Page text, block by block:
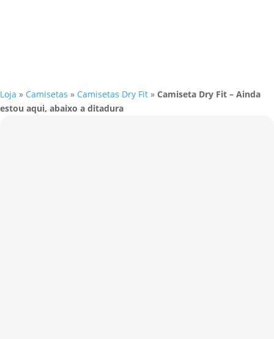
Loja » Camisetas » Camisetas Dry Fit » Camiseta Dry Fit – Ainda
estou aqui, abaixo a ditadura